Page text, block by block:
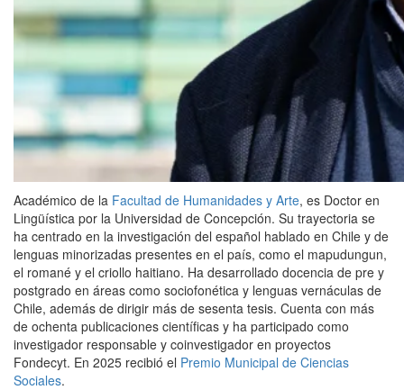
Académico de la Facultad de Humanidades y Arte, es Doctor en
Lingüística por la Universidad de Concepción. Su trayectoria se
ha centrado en la investigación del español hablado en Chile y de
lenguas minorizadas presentes en el país, como el mapudungun,
el romané y el criollo haitiano. Ha desarrollado docencia de pre y
postgrado en áreas como sociofonética y lenguas vernáculas de
Chile, además de dirigir más de sesenta tesis. Cuenta con más
de ochenta publicaciones científicas y ha participado como
investigador responsable y coinvestigador en proyectos
Fondecyt. En 2025 recibió el Premio Municipal de Ciencias
Sociales.